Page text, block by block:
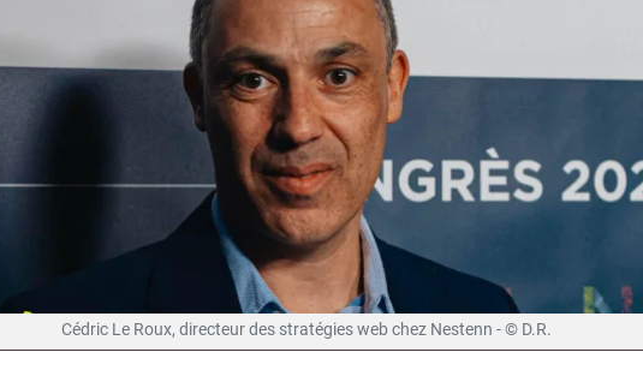
Cédric Le Roux, directeur des stratégies web chez Nestenn - © D.R.